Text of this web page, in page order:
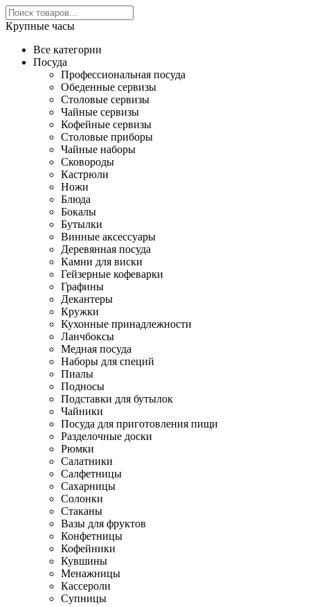
Крупные часы
Все категории
Посуда
Профессиональная посуда
Обеденные сервизы
Столовые сервизы
Чайные сервизы
Кофейные сервизы
Столовые приборы
Чайные наборы
Сковороды
Кастрюли
Ножи
Блюда
Бокалы
Бутылки
Винные аксессуары
Деревянная посуда
Камни для виски
Гейзерные кофеварки
Графины
Декантеры
Кружки
Кухонные принадлежности
Ланчбоксы
Медная посуда
Наборы для специй
Пиалы
Подносы
Подставки для бутылок
Чайники
Посуда для приготовления пищи
Разделочные доски
Рюмки
Салатники
Салфетницы
Сахарницы
Солонки
Стаканы
Вазы для фруктов
Конфетницы
Кофейники
Кувшины
Менажницы
Кассероли
Супницы